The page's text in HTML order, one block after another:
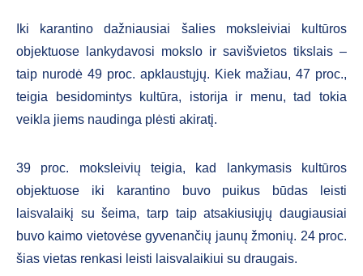
Iki karantino dažniausiai šalies moksleiviai kultūros
objektuose lankydavosi mokslo ir savišvietos tikslais –
taip nurodė 49 proc. apklaustųjų. Kiek mažiau, 47 proc.,
teigia besidomintys kultūra, istorija ir menu, tad tokia
veikla jiems naudinga plėsti akiratį.
39 proc. moksleivių teigia, kad lankymasis kultūros
objektuose iki karantino buvo puikus būdas leisti
laisvalaikį su šeima, tarp taip atsakiusiųjų daugiausiai
buvo kaimo vietovėse gyvenančių jaunų žmonių. 24 proc.
šias vietas renkasi leisti laisvalaikiui su draugais.